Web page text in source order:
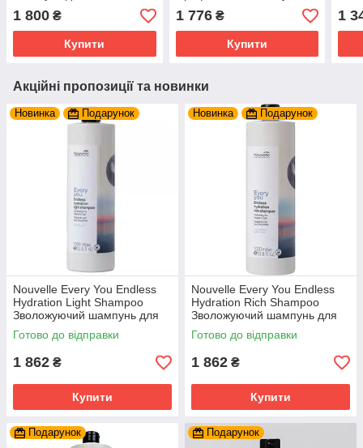
1000 мл.
1 800 ₴
Купити
для об'єму волосся 1000
мл.
1 776₴
Купити
1
Акційні пропозиції та новинки
Новинка Подарунок
Nouvelle Every You Endless
Hydration Light Shampoo
Зволожуючий шампунь для
частого використання 1000
мл.
Готово до відправки
1 862 ₴
Купити
Новинка Подарунок
Nouvelle Every You Endless
Hydration Rich Shampoo
Зволожуючий шампунь для
нормального та густого
волосся 1 л.
Готово до відправки
1 862 ₴
Купити
Подарунок Подарунок